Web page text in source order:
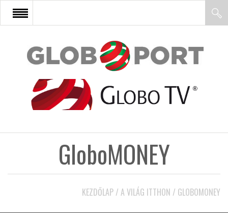
FŐOLDAL
AFRIKA
GloboMONEY
KEZDŐLAP / A VILÁG ITTHON / GLOBOMONEY